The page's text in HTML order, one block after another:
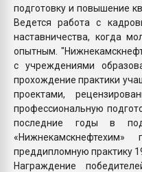
подготовку и повышение
Ведется работа с
наставничества, когда
опытным.
с учреждениями
прохождение практики
проектами,
профессиональную
последние годы в
преддипломную практику
Награждение